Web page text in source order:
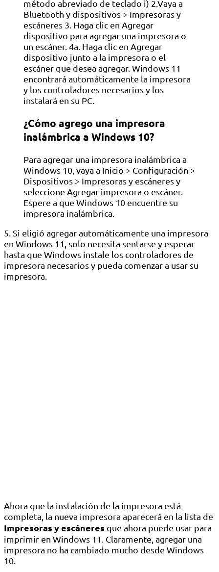
método abreviado de teclado i) 2.Vaya a
Bluetooth y dispositivos > Impresoras y
escáneres 3. Haga clic en Agregar
dispositivo para agregar una impresora o
un escáner. 4a. Haga clic en Agregar
dispositivo junto a la impresora o el
escáner que desea agregar. Windows 11
encontrará automáticamente la impresora
y los controladores necesarios y los
instalará en su PC.
¿Cómo agrego una impresora
inalámbrica a Windows 10?
Para agregar una impresora inalámbrica a
Windows 10, vaya a Inicio > Configuración >
Dispositivos > Impresoras y escáneres y
seleccione Agregar impresora o escáner.
Espere a que Windows 10 encuentre su
impresora inalámbrica.
5. Si eligió agregar automáticamente una impresora
en Windows 11, solo necesita sentarse y esperar
hasta que Windows instale los controladores de
impresora necesarios y pueda comenzar a usar su
impresora.
Ahora que la instalación de la impresora está
completa, la nueva impresora aparecerá en la lista de
Impresoras y escáneres que ahora puede usar para
imprimir en Windows 11. Claramente, agregar una
impresora no ha cambiado mucho desde Windows
10.